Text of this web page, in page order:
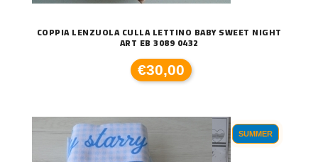
COPPIA LENZUOLA CULLA LETTINO BABY SWEET NIGHT
ART EB 3089 0432
€30,00
SUMMER